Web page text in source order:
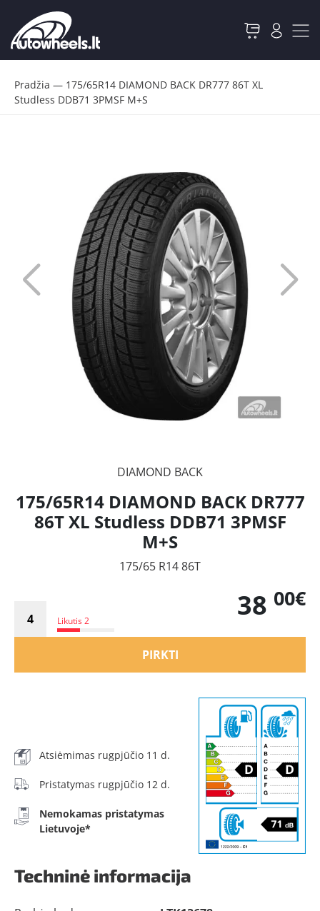
Pradžia — 175/65R14 DIAMOND BACK DR777 86T XL
Studless DDB71 3PMSF M+S
DIAMOND BACK
175/65R14 DIAMOND BACK DR777
86T XL Studless DDB71 3PMSF
M+S
175/65 R14 86T
Likutis 2 38 00€
PIRKTI
Atsiėmimas rugpjūčio 11 d.
Pristatymas rugpjūčio 12 d.
Nemokamas pristatymas
Lietuvoje*
Techninė informacija